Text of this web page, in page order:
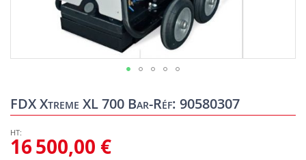
FDX Xtreme XL 700 Bar-Réf: 90580307
16 500,00 €
to
the
of
the